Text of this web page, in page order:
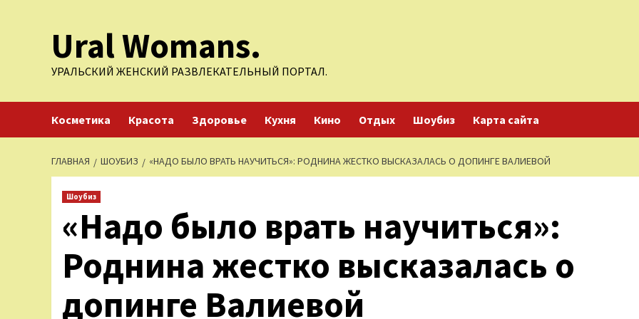
содержимомуUral Womans.
УРАЛЬСКИЙ ЖЕНСКИЙ РАЗВЛЕКАТЕЛЬНЫЙ ПОРТАЛ.
Косметика Красота Здоровье Кухня Кино Отдых Шоубиз Карта сайта
ГЛАВНАЯ ШОУБИЗ «НАДО БЫЛО ВРАТЬ НАУЧИТЬСЯ»: РОДНИНА ЖЕСТКО ВЫСКАЗАЛАСЬ О ДОПИНГЕ ВАЛИЕВОЙ
Шоубиз
«Надо было врать научиться»:
Роднина жестко высказалась о
допинге Валиевой